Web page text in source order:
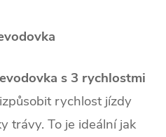
s 3 rychlostmi
rychlost jízdy
trávy. To je ideální jak